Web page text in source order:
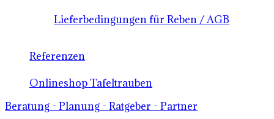
Lieferbedingungen für Reben / AGB
Referenzen
Onlineshop Tafeltrauben
Beratung - Planung - Ratgeber - Partner